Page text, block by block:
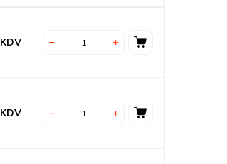
KDV
KDV